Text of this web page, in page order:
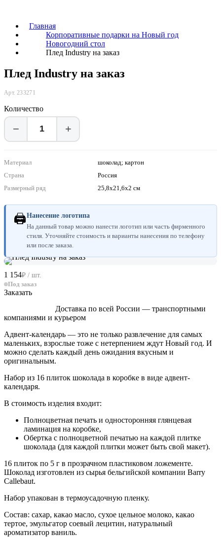
Главная
Корпоративные подарки на Новый год
Новогодний стол
Плед Industry на заказ
Плед Industry на заказ
Арт. 233271
Количество
− +
Материал
шоколад; картон
Страна
Россия
Размерный ряд
25,8х21,6х2 см
🖨Нанесение логотипа
На данный товар можно нанести логотип или часть фирменного
стиля. Уточняйте стоимость и варианты нанесения по телефону
или после заказа.
1 154₽ / шт.
Под заказ
Заказать
Доставка по всей России — транспортными
компаниями и курьером
Адвент-календарь — это не только развлечение для самых
маленьких, взрослые тоже с нетерпением ждут Новый год. И
можно сделать каждый день ожидания вкусным и
оригинальным.
Набор из 16 плиток шоколада в коробке в виде адвент-
календаря.
В стоимость изделия входит:
Полноцветная печать и односторонняя глянцевая
ламинация на коробке,
Обертка с полноцветной печатью на каждой плитке
шоколада (для каждой плитки может быть свой макет).
16 плиток по 5 г в прозрачном пластиковом ложементе.
Шоколад изготовлен из сырья бельгийской компании Barry
Callebaut.
Набор упакован в термоусадочную пленку.
Состав: сахар, какао масло, сухое цельное молоко, какао
тертое, эмульгатор соевый лецитин, натуральный
ароматизатор ваниль.